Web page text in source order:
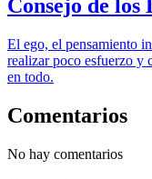
Consejo de los
El ego, el pensamiento
realizar poco esfuerzo y
en todo.
Comentarios
No hay comentarios